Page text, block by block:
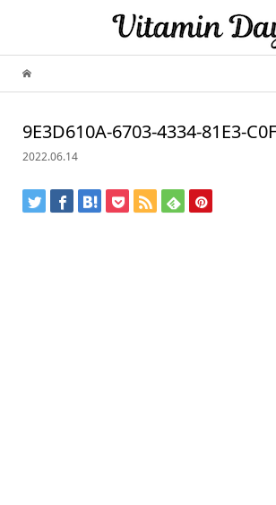
9E3D610A-6703-4334-81E3-
2022.06.14